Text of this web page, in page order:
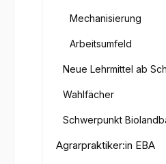
Mechanisierung
Arbeitsumfeld
Neue Lehrmittel ab
Wahlfächer
Schwerpunkt
Agrarpraktiker:in EBA